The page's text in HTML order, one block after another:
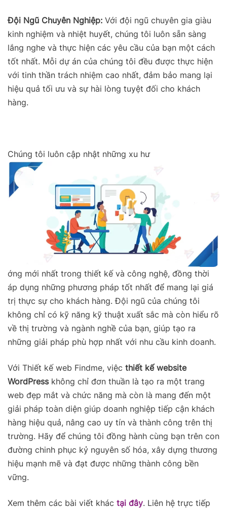
Đội Ngũ Chuyên Nghiệp: Với đội ngũ chuyên gia giàu
kinh nghiệm và nhiệt huyết, chúng tôi luôn sẵn sàng
lắng nghe và thực hiện các yêu cầu của bạn một cách
tốt nhất. Mỗi dự án của chúng tôi đều được thực hiện
với tinh thần trách nhiệm cao nhất, đảm bảo mang lại
hiệu quả tối ưu và sự hài lòng tuyệt đối cho khách
hàng.
Chúng tôi luôn cập nhật những xu hư
ớng mới nhất trong thiết kế và công nghệ, đồng thời
áp dụng những phương pháp tốt nhất để mang lại giá
trị thực sự cho khách hàng. Đội ngũ của chúng tôi
không chỉ có kỹ năng kỹ thuật xuất sắc mà còn hiểu rõ
về thị trường và ngành nghề của bạn, giúp tạo ra
những giải pháp phù hợp nhất với nhu cầu kinh doanh.
Với Thiết kế web Findme, việc thiết kế website
WordPresskhông chỉ đơn thuần là tạo ra một trang
web đẹp mắt và chức năng mà còn là mang đến một
giải pháp toàn diện giúp doanh nghiệp tiếp cận khách
hàng hiệu quả, nâng cao uy tín và thành công trên thị
trường. Hãy để chúng tôi đồng hành cùng bạn trên con
đường chinh phục kỷ nguyên số hóa, xây dựng thương
hiệu mạnh mẽ và đạt được những thành công bền
vững.
Xem thêm các bài viết khác tại đây. Liên hệ trực tiếp